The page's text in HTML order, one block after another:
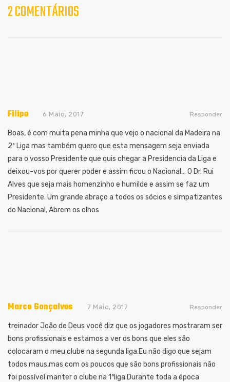
2 COMENTÁRIOS
Filipe 6 Maio, 2017
Boas, é com muita pena minha que vejo o nacional da Madeira na
2º Liga mas também quero que esta mensagem seja enviada
para o vosso Presidente que quis chegar a Presidencia da Liga e
deixou-vos por querer poder e assim ficou o Nacional… O Dr. Rui
Alves que seja mais homenzinho e humilde e assim se faz um
Presidente. Um grande abraço a todos os sócios e simpatizantes
do Nacional, Abrem os olhos
Responder
Marco Gonçalves 7 Maio, 2017
treinador João de Deus você diz que os jogadores mostraram ser
bons profissionais e estamos a ver os bons que eles são
colocaram o meu clube na segunda liga.Eu não digo que sejam
todos maus,mas com os poucos que são bons profissionais não
foi possível manter o clube na 1ªliga.Durante toda a época
Responder